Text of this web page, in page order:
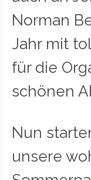
Norman
Jahr mit
für die
schönen
Nun
unsere